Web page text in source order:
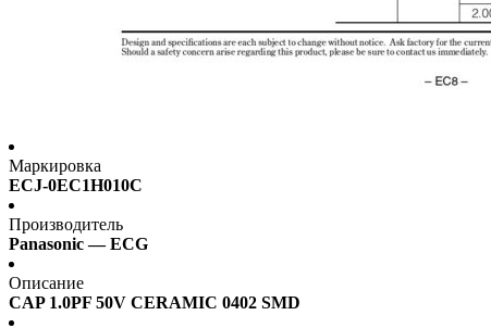
Маркировка
ECJ-0EC1H010C
Производитель
Panasonic — ECG
Описание
CAP 1.0PF 50V CERAMIC 0402 SMD